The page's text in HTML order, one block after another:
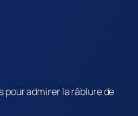
pour admirer la râblure de